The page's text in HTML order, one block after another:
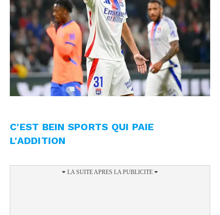
C'EST BEIN SPORTS QUI PAIE
L'ADDITION